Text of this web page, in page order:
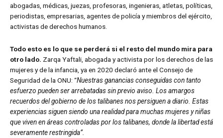
abogadas, médicas, juezas, profesoras, ingenieras, atletas, políticas,
periodistas, empresarias, agentes de policía y miembros del ejército,
activistas de derechos humanos.
Todo esto es lo que se perderá si el resto del mundo mira para
otro lado. Zarqa Yaftali, abogada y activista por los derechos de las
mujeres y de la infancia, ya en 2020 declaró ante el Consejo de
Seguridad de la ONU: “Nuestras ganancias conseguidas con tanto
esfuerzo pueden ser arrebatadas sin previo aviso. Los amargos
recuerdos del gobierno de los talibanes nos persiguen a diario. Estas
experiencias siguen siendo una realidad para muchas mujeres y niñas
que viven en áreas controladas por los talibanes, donde la libertad está
severamente restringida”.